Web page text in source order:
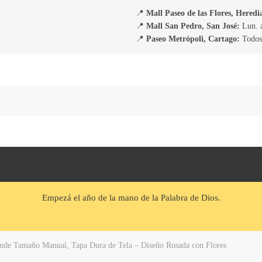
📍 Mall Paseo de las Flores,
📍 Mall San Pedro, San José: Lun.
📍 Paseo Metrópoli, Cartago:
Empezá el año de la mano de la Palabra de Dios.
Tamaño Manual, Tapa Dura de Tela – Diseño Rosada con Flores